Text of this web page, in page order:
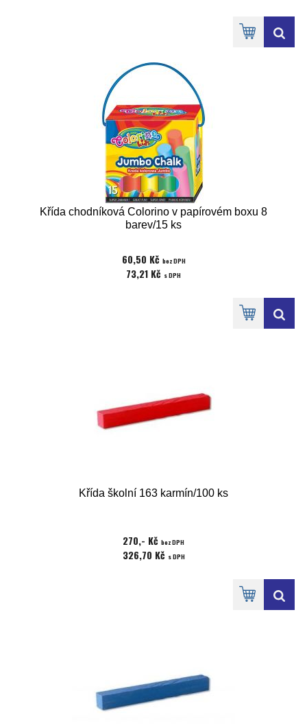
Křída chodníková Colorino v papírovém boxu 8
barev/15 ks
60,50 Kč bez DPH
73,21 Kč s DPH
Křída školní 163 karmín/100 ks
270,- Kč bez DPH
326,70 Kč s DPH